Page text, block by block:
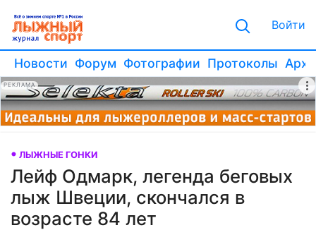
Войти
Новости Форум Фотографии Протоколы
РЕКЛАМА
ЛЫЖНЫЕ ГОНКИ
Лейф Одмарк, легенда беговых
лыж Швеции, скончался в
возрасте 84 лет